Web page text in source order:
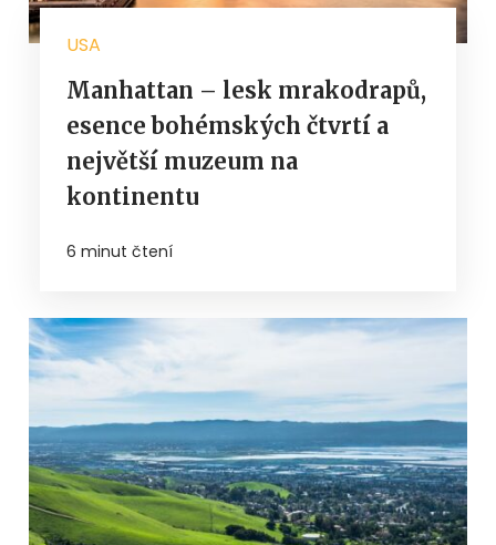
USA
Manhattan – lesk mrakodrapů,
esence bohémských čtvrtí a
největší muzeum na
kontinentu
6 minut čtení